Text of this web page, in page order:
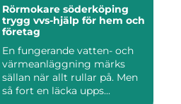
Rörmokare söderköping
trygg vvs-hjälp för hem och
företag
En fungerande vatten- och
värmeanläggning märks
sällan när allt rullar på. Men
så fort en läcka upps...